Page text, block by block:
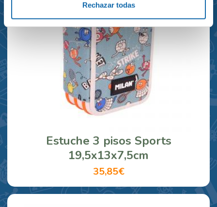
Rechazar todas
Estuche 3 pisos Sports
19,5x13x7,5cm
35,85€